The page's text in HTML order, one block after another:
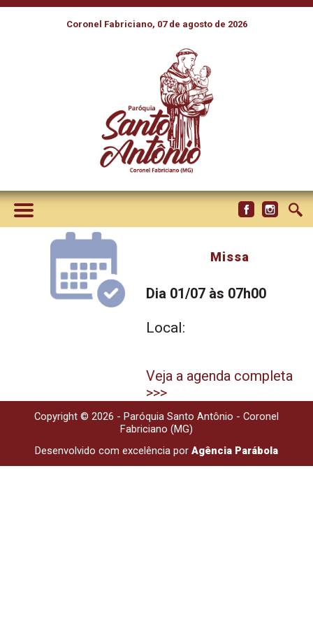
Coronel Fabriciano, 07 de agosto de 2026
Missa
Dia 01/07 às 07h00
Local:
Veja a agenda completa
>>>
Copyright © 2026 - Paróquia Santo Antônio - Coronel
Fabriciano (MG)
Desenvolvido com excelência por Agência Parábola